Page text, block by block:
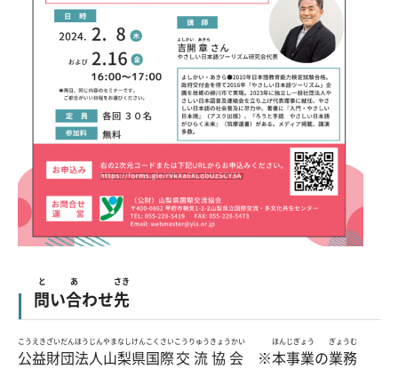
問
と
い合
あ
わせ先
さき
公益
こうえき
財団
ざいだん
法人
ほうじん
山梨県
やまなしけん
国際
こくさい
交流
こうりゅう
協会
きょうかい
※本事業
ほんじぎょう
の業務
ぎょうむ